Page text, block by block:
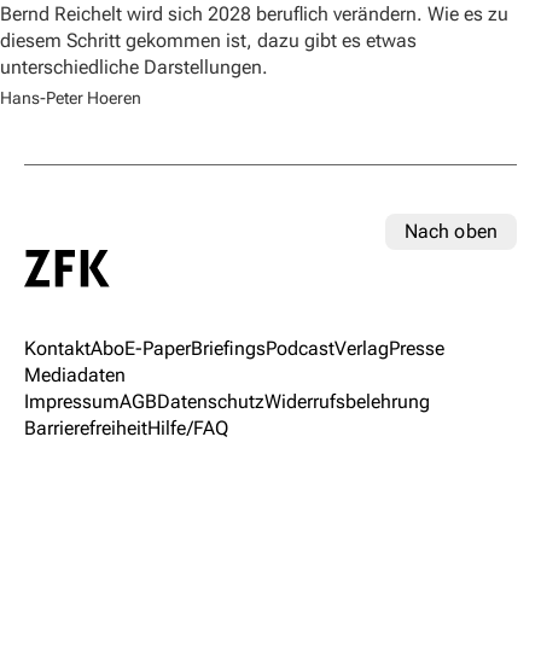
Bernd Reichelt wird sich 2028 beruflich verändern. Wie es zu
diesem Schritt gekommen ist, dazu gibt es etwas
unterschiedliche Darstellungen.
Hans-Peter Hoeren
Nach oben
KontaktAboE-PaperBriefingsPodcastVerlagPresse
Mediadaten
ImpressumAGBDatenschutzWiderrufsbelehrung
BarrierefreiheitHilfe/FAQ